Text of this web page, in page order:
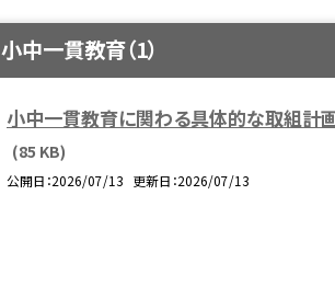
小中一貫教育（1）
小中一貫教育に関わる具体的な取組計
(85 KB)
公開日 2026/07/13 更新日 2026/07/13